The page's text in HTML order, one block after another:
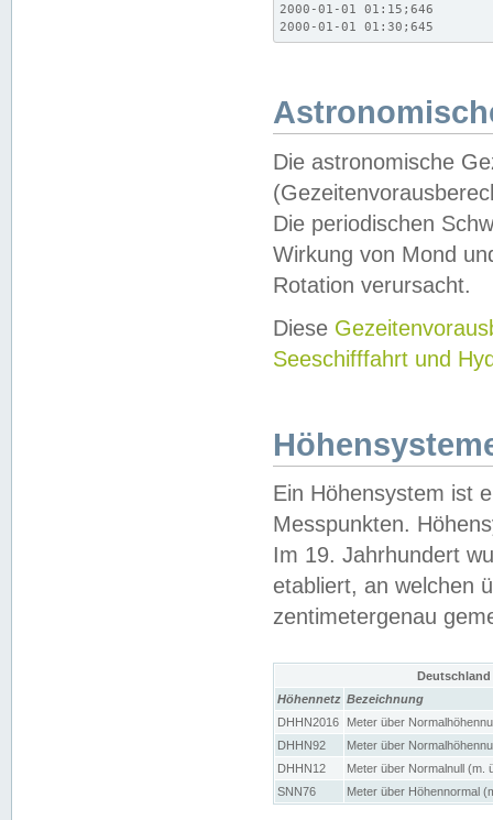
2000-01-01 01:15;646
2000-01-01 01:30;645
Die astronomische
Die periodischen
Wirkung von Mond
Rotation verursacht.
Diese
Seeschifffahrt und
Ein Höhensystem ist
Messpunkten.
Im 19. Jahrhundert
etabliert, an welchen
zentimetergenau
Höhennetz Bezeichnung
DHHN2016
Meter über
DHHN92
Meter über
DHHN12
Meter über Normalnull (m.
SNN76
Meter über Höhennormal